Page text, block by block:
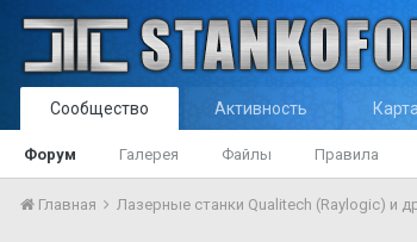
Сообщество
Форум Галерея Файлы Правила
Активность
Главная Лазерные станки Qualitech (Raylogic) и